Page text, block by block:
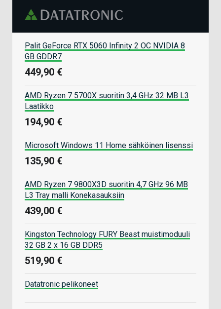
Palit GeForce RTX 5060 Infinity 2 OC NVIDIA 8
GB GDDR7
449,90 €
AMD Ryzen 7 5700X suoritin 3,4 GHz 32 MB L3
Laatikko
194,90 €
Microsoft Windows 11 Home sähköinen lisenssi
135,90 €
AMD Ryzen 7 9800X3D suoritin 4,7 GHz 96 MB
L3 Tray malli Konekasauksiin
439,00 €
Kingston Technology FURY Beast muistimoduuli
32 GB 2 x 16 GB DDR5
519,90 €
Datatronic pelikoneet